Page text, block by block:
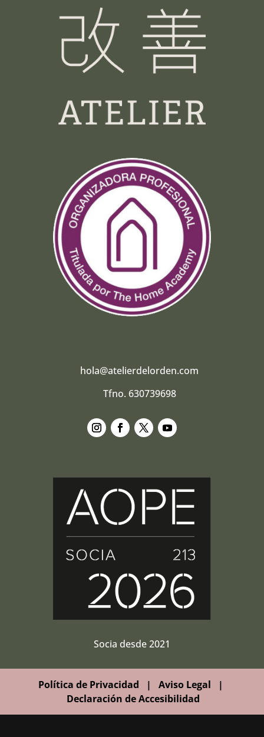
hola@atelierdelorden.com
Tfno. 630739698
Socia desde 2021
Política de Privacidad | Aviso Legal |
Declaración de Accesibilidad